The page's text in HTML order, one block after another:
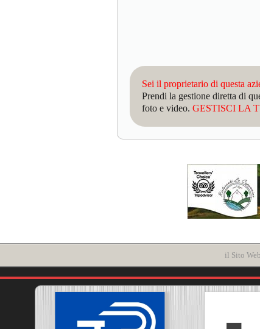
Sei il proprietario di questa
Prendi la gestione diretta di
foto e video. GESTISCI LA
il Sito Web